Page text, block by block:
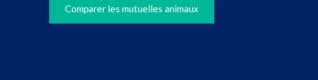
Comparer les mutuelles animaux